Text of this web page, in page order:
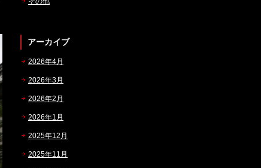
アーカイブ
2026年4月
2026年3月
2026年2月
2026年1月
2025年12月
2025年11月